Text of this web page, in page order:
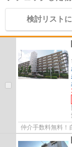
検討リスト
仲介手数料無料！